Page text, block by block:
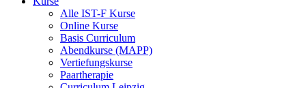
Alle IST-F Kurse
Online Kurse
Basis Curriculum
Abendkurse (MAPP)
Vertiefungskurse
Paartherapie